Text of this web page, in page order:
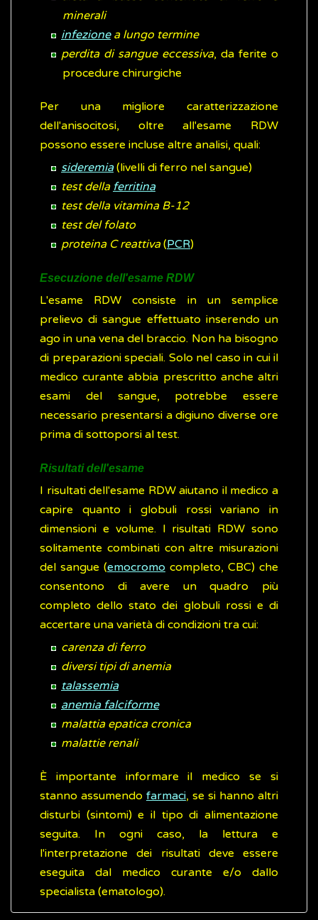
minerali
infezionea lungo termine
perdita di sangue eccessiva, da ferite o
procedure chirurgiche
Per una migliore caratterizzazione
dell'anisocitosi, oltre all'esame RDW
possono essere incluse altre analisi, quali:
sideremia(livelli di ferro nel sangue)
test della ferritina
test della vitamina B-12
test del folato
proteina C reattiva(PCR)
Esecuzione dell'esame RDW
L'esame RDW consiste in un semplice
prelievo di sangue effettuato inserendo un
ago in una vena del braccio. Non ha bisogno
di preparazioni speciali. Solo nel caso in cui il
medico curante abbia prescritto anche altri
esami del sangue, potrebbe essere
necessario presentarsi a digiuno diverse ore
prima di sottoporsi al test.
Risultati dell'esame
I risultati dell'esame RDW aiutano il medico a
capire quanto i globuli rossi variano in
dimensioni e volume. I risultati RDW sono
solitamente combinati con altre misurazioni
del sangue (emocromo completo, CBC) che
consentono di avere un quadro più
completo dello stato dei globuli rossi e di
accertare una varietà di condizioni tra cui:
carenza di ferro
diversi tipi di anemia
talassemia
anemia falciforme
malattia epatica cronica
malattie renali
È importante informare il medico se si
stanno assumendo farmaci, se si hanno altri
disturbi (sintomi) e il tipo di alimentazione
seguita. In ogni caso, la lettura e
l'interpretazione dei risultati deve essere
eseguita dal medico curante e/o dallo
specialista (ematologo).